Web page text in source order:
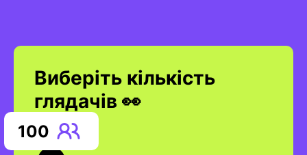
Виберіть кількість
глядачів 👀
100